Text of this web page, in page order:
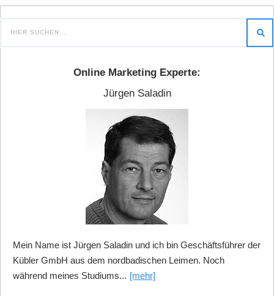
Online Marketing Experte:
Jürgen Saladin
Mein Name ist Jürgen Saladin und ich bin Geschäftsführer der
Kübler GmbH aus dem nordbadischen Leimen. Noch
während meines Studiums... [mehr]